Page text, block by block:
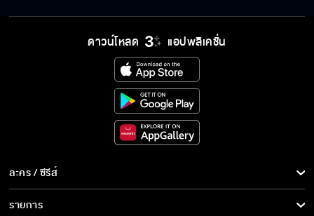
มีเรื่องให้สะสางอีกเยอะ
เฮียกลัวเข็มเหรอ
ไม่ยุ่งสักเรื่อง จะกินข้าวไม่ลงรึไง
ดาวน์โหลด แอปพลิเคชั่น
ละคร / ซีรีส์
ละคร/ซีรีส์
รายการ